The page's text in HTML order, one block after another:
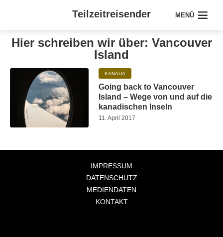
Teilzeitreisender MENÜ
Hier schreiben wir über: Vancouver
Island
KANADA
Going back to Vancouver
Island – Wege von und auf die
kanadischen Inseln
11. April 2017
IMPRESSUM
DATENSCHUTZ
MEDIENDATEN
KONTAKT